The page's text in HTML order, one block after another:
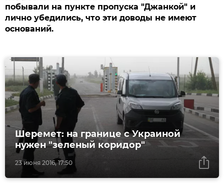
побывали на пункте пропуска "Джанкой" и
лично убедились, что эти доводы не имеют
оснований.
23 июня 2016, 17:50
Шеремет: на границе с Украиной
нужен "зеленый коридор"